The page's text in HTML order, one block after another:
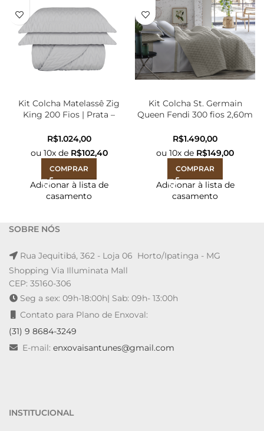
Kit Colcha Matelassê Zig
King 200 Fios | Prata –
R$
ou 10x de R$102,40
COMPRAR
Adicionar à lista de
casamento
Kit Colcha St. Germain
Queen Fendi 300 fios 2,60m
R$
ou 10x de R$149,00
COMPRAR
Adicionar à lista de
casamento
SOBRE NÓS
Rua Jequitibá, 362 - Loja 06 Horto/Ipatinga - MG
Shopping Via Illuminata Mall
CEP: 35160-306
Seg a sex: 09h-18:00h| Sab: 09h- 13:00h
Contato para Plano de Enxoval:
(31) 9 8684-3249
E-mail: enxovaisantunes@gmail.com
INSTITUCIONAL